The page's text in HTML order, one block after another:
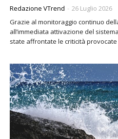
Redazione VTrend - 26 Luglio 2026
Grazie al monitoraggio continuo
all’immediata attivazione del
state affrontate le criticità provocate